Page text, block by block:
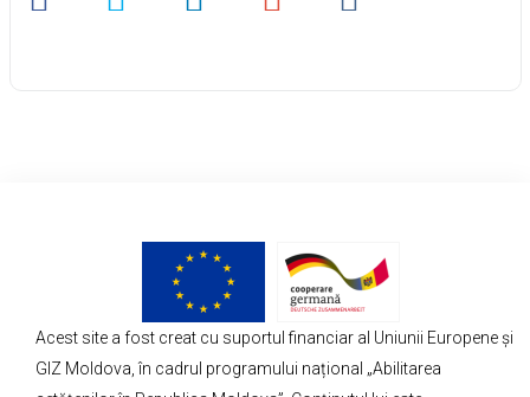
Acest site a fost creat cu suportul financiar al Uniunii Europene și
GIZ Moldova, în cadrul programului național „Abilitarea